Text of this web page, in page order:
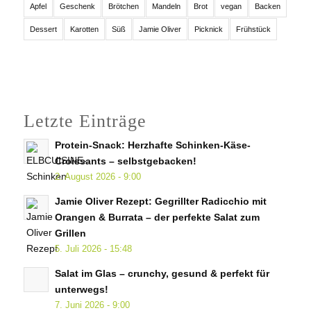
Apfel Geschenk Brötchen Mandeln Brot vegan Backen
Dessert Karotten Süß Jamie Oliver Picknick Frühstück
Letzte Einträge
Protein-Snack: Herzhafte Schinken-Käse-
Croissants – selbstgebacken!
2. August 2026 - 9:00
Jamie Oliver Rezept: Gegrillter Radicchio mit
Orangen & Burrata – der perfekte Salat zum
Grillen
5. Juli 2026 - 15:48
Salat im Glas – crunchy, gesund & perfekt für
unterwegs!
7. Juni 2026 - 9:00